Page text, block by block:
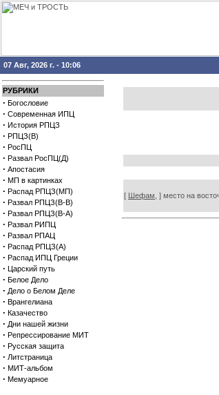
07 Авг, 2026 г. - 10:06
РУБРИКИ
· Богословие
· Современная ИПЦ
· История РПЦЗ
· РПЦЗ(В)
· РосПЦ
· Развал РосПЦ(Д)
· Апостасия
· МП в картинках
· Распад РПЦЗ(МП)
· Развал РПЦЗ(В-В)
· Развал РПЦЗ(В-А)
· Развал РИПЦ
· Развал РПАЦ
· Распад РПЦЗ(А)
· Распад ИПЦ Греции
· Царский путь
· Белое Дело
· Дело о Белом Деле
· Врангелиана
· Казачество
· Дни нашей жизни
· Репрессирование МИТ
· Русская защита
· Литстраница
· МИТ-альбом
· Мемуарное
[ Шефам, ] место на